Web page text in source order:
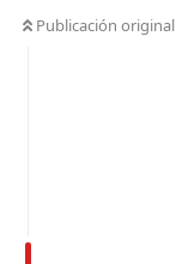
Publicación original